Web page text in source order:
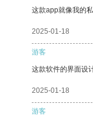
这款app就像我的
2025-01-18
游客
这款软件的界面设
2025-01-18
游客